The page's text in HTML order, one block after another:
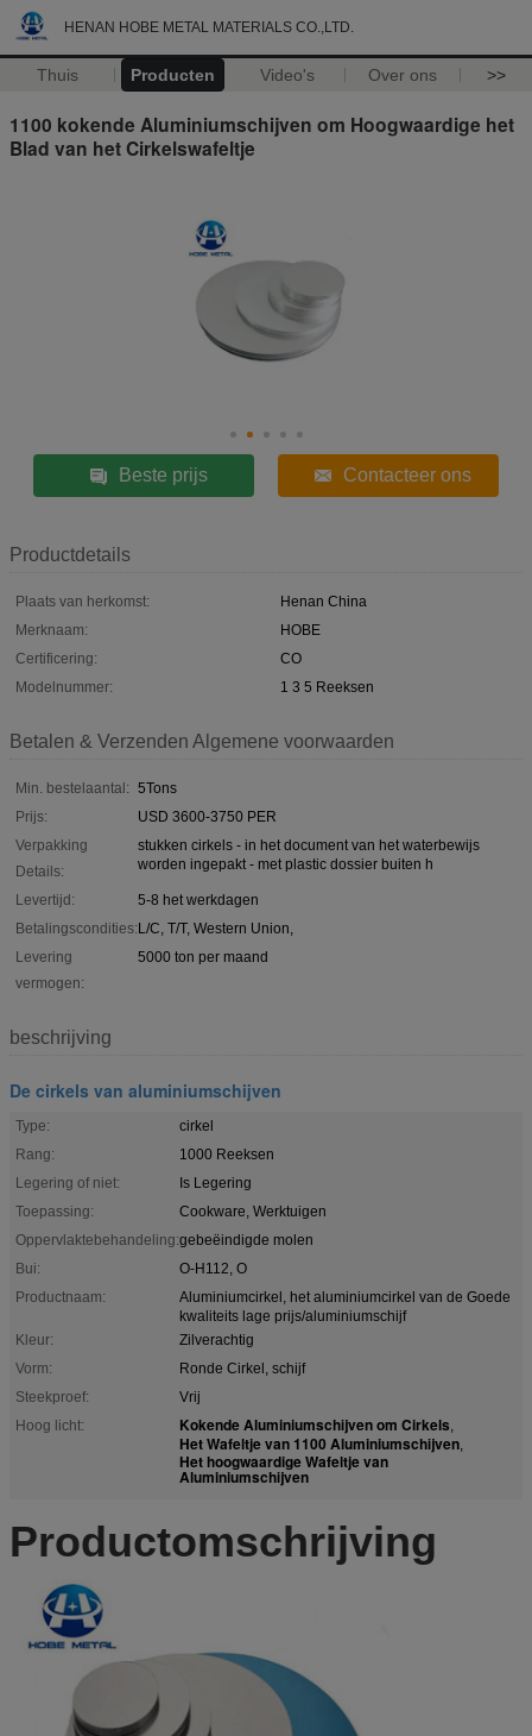
HENAN HOBE METAL MATERIALS CO.,LTD.
Thuis Producten Video's Over ons >>
1100 kokende Aluminiumschijven om Hoogwaardige het
Blad van het Cirkelswafeltje
Beste prijs Contacteer ons
Productdetails
Plaats van herkomst:
Henan China
Merknaam:
HOBE
Certificering:
CO
Modelnummer:
1 3 5 Reeksen
Betalen & Verzenden Algemene voorwaarden
Min. bestelaantal: 5Tons
Prijs:
USD 3600-3750 PER
Verpakking
Details:
stukken cirkels - in het document van het waterbewijs
worden ingepakt - met plastic dossier buiten h
Levertijd:
5-8 het werkdagen
Betalingscondities:L/C, T/T, Western Union,
Levering
vermogen:
5000 ton per maand
beschrijving
De cirkels van aluminiumschijven
Type:
cirkel
Rang:
1000 Reeksen
Legering of niet:
Is Legering
Toepassing:
Cookware, Werktuigen
Oppervlaktebehandeling:gebeëindigde molen
Bui:
O-H112, O
Productnaam:
Aluminiumcirkel, het aluminiumcirkel van de Goede
kwaliteits lage prijs/aluminiumschijf
Kleur:
Zilverachtig
Vorm:
Ronde Cirkel, schijf
Steekproef:
Vrij
Hoog licht:
Kokende Aluminiumschijven om Cirkels,
Het Wafeltje van 1100 Aluminiumschijven,
Het hoogwaardige Wafeltje van
Aluminiumschijven
Productomschrijving